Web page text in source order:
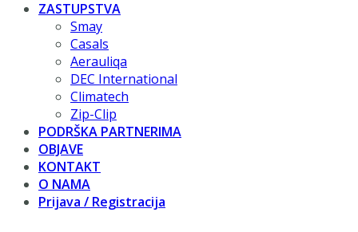
ZASTUPSTVA
Smay
Casals
Aerauliqa
DEC International
Climatech
Zip-Clip
PODRŠKA PARTNERIMA
OBJAVE
KONTAKT
O NAMA
Prijava / Registracija